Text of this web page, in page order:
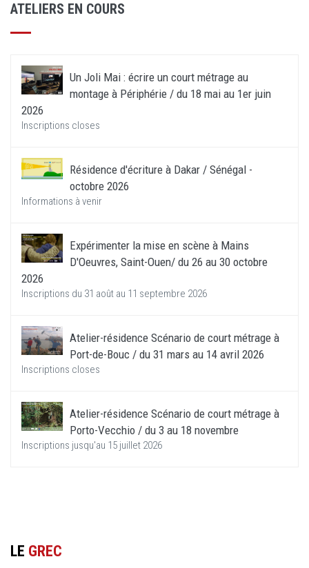
ATELIERS EN COURS
Un Joli Mai : écrire un court métrage au
montage à Périphérie / du 18 mai au 1er juin
2026
Inscriptions closes
Résidence d'écriture à Dakar / Sénégal -
octobre 2026
Informations à venir
Expérimenter la mise en scène à Mains
D'Oeuvres, Saint-Ouen/ du 26 au 30 octobre
2026
Inscriptions du 31 août au 11 septembre 2026
Atelier-résidence Scénario de court métrage à
Port-de-Bouc / du 31 mars au 14 avril 2026
Inscriptions closes
Atelier-résidence Scénario de court métrage à
Porto-Vecchio / du 3 au 18 novembre
Inscriptions jusqu'au 15 juillet 2026
LE GREC